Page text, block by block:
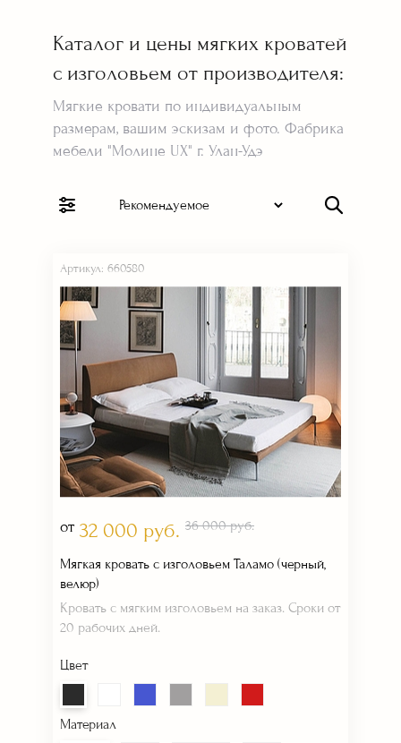
Каталог и цены мягких кроватей
с изголовьем от производителя:
Мягкие кровати по индивидуальным
размерам, вашим эскизам и фото. Фабрика
мебели "Молине UX" г. Улан-Удэ
Артикул: 660580
от 32 000 руб. 36 000 руб.
Мягкая кровать с изголовьем Таламо (черный,
велюр)
Кровать с мягким изголовьем на заказ. Сроки от
20 рабочих дней.
Цвет
Материал